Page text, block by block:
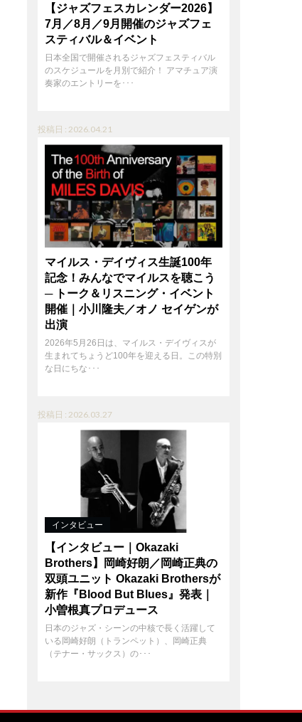
【ジャズフェスカレンダー2026】
7月／8月／9月開催のジャズフェ
スティバル＆イベント
日本全国で開催されるジャズフェスティバル
のスケジュールを月別で紹介！ アマチュア演
奏家のエントリーを･･･
投稿日 : 2026.04.21
マイルス・デイヴィス生誕100年
記念！みんなでマイルスを聴こう
─ トーク＆リスニング・イベント
開催｜小川隆夫／オノ セイゲンが
出演
2026年5月26日は、マイルス・デイヴィスが
生まれてちょうど100年を迎える日。この特別
な日にちな･･･
投稿日 : 2026.03.27
インタビュー
【インタビュー｜Okazaki
Brothers】岡崎好朗／岡崎正典の
双頭ユニット Okazaki Brothersが
新作『Blood But Blues』発表｜
小曽根真プロデュース
日本のジャズ・シーンの中核で長く活躍して
いる岡崎好朗（トランペット）、岡崎正典
（テナー・サックス）の･･･